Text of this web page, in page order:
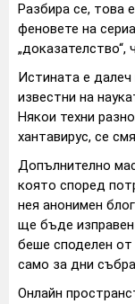
Разбира се, това
феновете на
„доказателство“,
Истината е далеч
известни на
Някои техни
хантавирус, се
Допълнително
която според
нея анонимен
ще бъде
беше споделен
само за дни
Онлайн